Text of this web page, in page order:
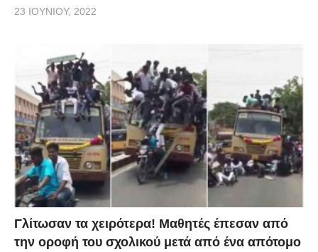
23 ΙΟΥΝΊΟΥ, 2022
Γλίτωσαν τα χειρότερα! Μαθητές έπεσαν από
την οροφή του σχολικού μετά από ένα απότομο